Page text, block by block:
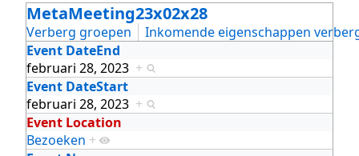
MetaMeeting23x02x28
Verberg groepen
Inkomende eigenschappen
Event DateEnd
februari 28, 2023 +
Event DateStart
februari 28, 2023 +
Event Location
Bezoeken +